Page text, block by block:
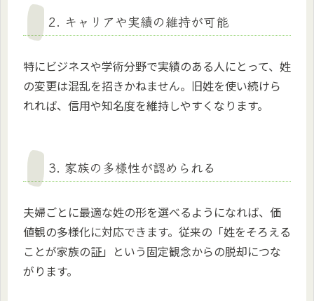
2. キャリアや実績の維持が可能
特にビジネスや学術分野で実績のある人にとって、姓
の変更は混乱を招きかねません。旧姓を使い続けら
れれば、信用や知名度を維持しやすくなります。
3. 家族の多様性が認められる
夫婦ごとに最適な姓の形を選べるようになれば、価
値観の多様化に対応できます。従来の「姓をそろえる
ことが家族の証」という固定観念からの脱却につな
がります。